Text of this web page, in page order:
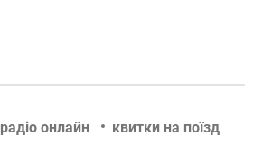
радіо онлайн квитки на поїзд